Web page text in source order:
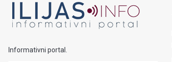
Informativni portal.